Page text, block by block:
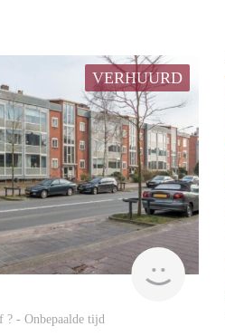
VERHUURD
Woning
? - Onbepaalde tijd